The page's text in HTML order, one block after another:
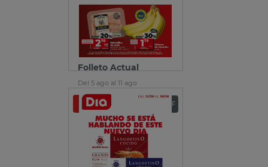
Folleto Actual
Del 5 ago al 11 ago
Ver folleto Descargar PDF